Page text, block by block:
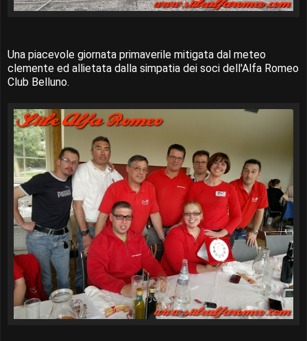
Una piacevole giornata primaverile mitigata dal meteo
clemente ed allietata dalla simpatia dei soci dell'Alfa Romeo
Club Belluno.